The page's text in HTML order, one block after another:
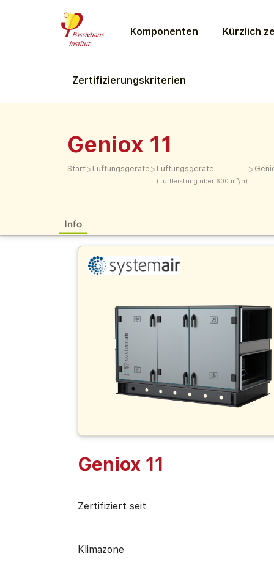
Komponenten Kürzlich
Zertifizierungs­kriterien
Geniox 11
Start> Lüftungs­geräte > Lüftungs­geräte
(Luftleistung über 600 m³/h)
>
Info
Geniox 11
Zertifiziert seit
Klimazone